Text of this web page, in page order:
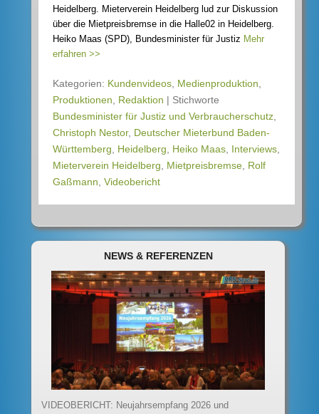
Heidelberg. Mieterverein Heidelberg lud zur Diskussion
über die Mietpreisbremse in die Halle02 in Heidelberg.
Heiko Maas (SPD), Bundesminister für Justiz Mehr
erfahren >>
Kategorien: Kundenvideos Medienproduktion
Produktionen
Redaktion | Stichworte
Bundesminister für Justiz und Verbraucherschutz
Christoph Nestor, Deutscher Mieterbund Baden-
Württemberg
Heidelberg Heiko Maas Interviews
Mieterverein Heidelberg
Mietpreisbremse Rolf
Gaßmann Videobericht
NEWS & REFERENZEN
VIDEOBERICHT: Neujahrsempfang 2026 und